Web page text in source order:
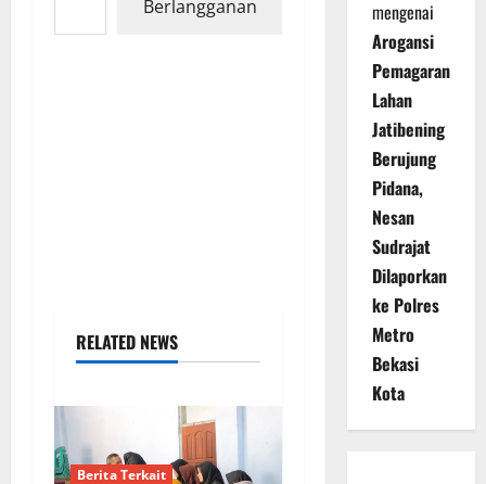
Berlangganan
RELATED NEWS
Berita Terkait
mengenai
Arogansi
Pemagaran
Lahan
Jatibening
Berujung
Pidana,
Nesan
Sudrajat
Dilaporkan
ke Polres
Metro
Bekasi
Kota